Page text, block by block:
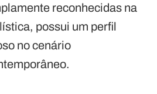
reconhecidas na
possui um perfil
no cenário